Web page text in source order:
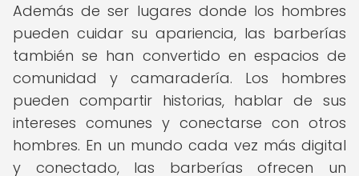
Además de ser lugares donde los hombres
pueden cuidar su apariencia, las barberías
también se han convertido en espacios de
comunidad y camaradería. Los hombres
pueden compartir historias, hablar de sus
intereses comunes y conectarse con otros
hombres. En un mundo cada vez más digital
y conectado, las barberías ofrecen un